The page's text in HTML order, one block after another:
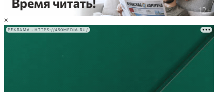
×
РЕКЛАМА • HTTPS://450MEDIA.RU/